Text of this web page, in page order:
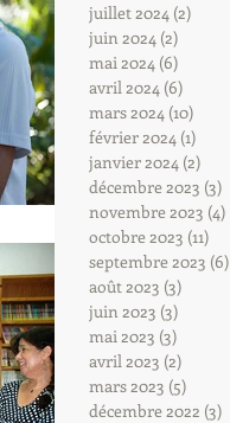
juillet 2024 (2)
juin 2024 (2)
mai 2024 (6)
avril 2024 (6)
mars 2024 (10)
février 2024 (1)
janvier 2024 (2)
décembre 2023 (3)
novembre 2023 (4)
octobre 2023 (11)
septembre 2023 (6)
août 2023 (3)
juin 2023 (3)
mai 2023 (3)
avril 2023 (2)
mars 2023 (5)
décembre 2022 (3)